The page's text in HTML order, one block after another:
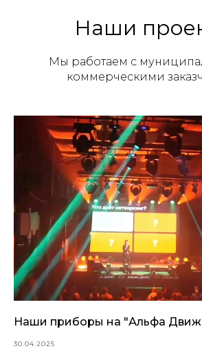
Наши
Мы работаем с
коммерческими
Наши приборы на "Альфа
30.04.2025